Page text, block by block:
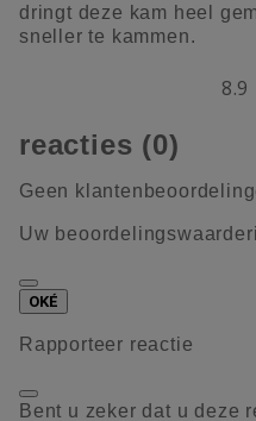
dringt deze kam heel
sneller te kammen.
8.9
reacties (0)
Geen
Uw
OKÉ
Rapporteer reactie
Bent u zeker dat u deze